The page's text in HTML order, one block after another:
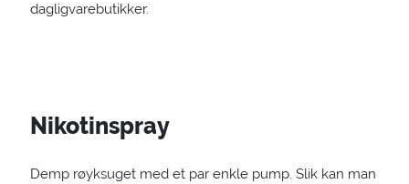
dagligvarebutikker.
Nikotinspray
Demp røyksuget med et par enkle pump. Slik kan man